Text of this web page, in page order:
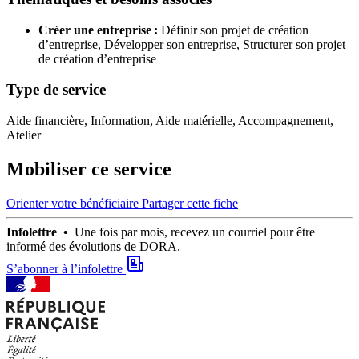
Créer une entreprise : Définir son projet de création
d’entreprise, Développer son entreprise, Structurer son projet
de création d’entreprise
Type de service
Aide financière, Information, Aide matérielle, Accompagnement,
Atelier
Mobiliser ce service
Orienter votre bénéficiaire Partager cette fiche
Infolettre • Une fois par mois, recevez un courriel pour être
informé des évolutions de DORA.
S’abonner à l’infolettre